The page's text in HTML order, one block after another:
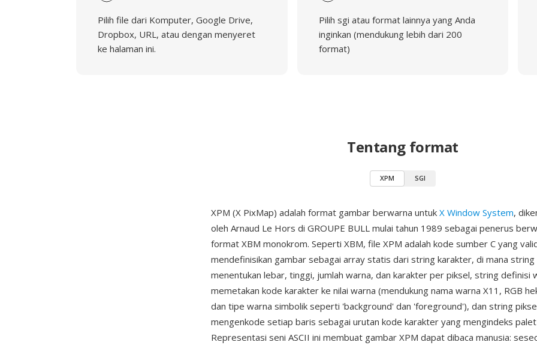
Pilih file dari Komputer, Google Drive,
Dropbox, URL, atau dengan menyeret
ke halaman ini.
Pilih sgi atau format lainnya yang Anda
inginkan (mendukung lebih dari 200
format)
Tentang format
XPM SGI
XPM (X PixMap) adalah format gambar berwarna untuk X Window System,
oleh Arnaud Le Hors di GROUPE BULL mulai tahun 1989 sebagai penerus
format XBM monokrom. Seperti XBM, file XPM adalah kode sumber C yang
mendefinisikan gambar sebagai array statis dari string karakter, di mana
menentukan lebar, tinggi, jumlah warna, dan karakter per piksel, string definisi
memetakan kode karakter ke nilai warna (mendukung nama warna X11, RGB
dan tipe warna simbolik seperti 'background' dan 'foreground'), dan string
mengenkode setiap baris sebagai urutan kode karakter yang mengindeks
Representasi seni ASCII ini membuat gambar XPM dapat dibaca manusia: